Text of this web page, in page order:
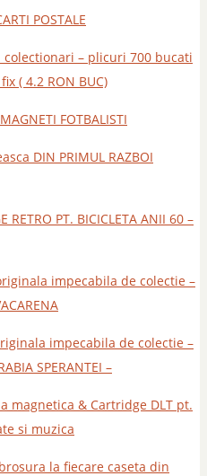
POSTALE
colectionari – plicuri 700 bucati
( 4.2 RON BUC)
FOTBALISTI
DIN PRIMUL RAZBOI
RETRO PT. BICICLETA ANII 60 –
impecabila de colectie –
impecabila de colectie –
SPERANTEI –
magnetica & Cartridge DLT pt.
si muzica
la fiecare caseta din